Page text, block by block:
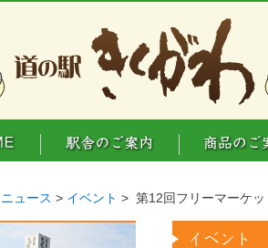
ニュース > イベント > 第12回フリーマーケッ